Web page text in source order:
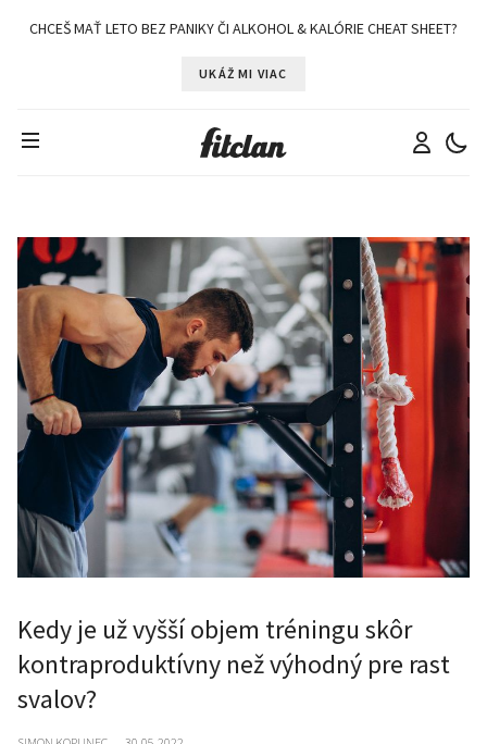
CHCEŠ MAŤ LETO BEZ PANIKY ČI ALKOHOL & KALÓRIE CHEAT SHEET?
UKÁŽ MI VIAC
Kedy je už vyšší objem tréningu skôr
kontraproduktívny než výhodný pre rast
svalov?